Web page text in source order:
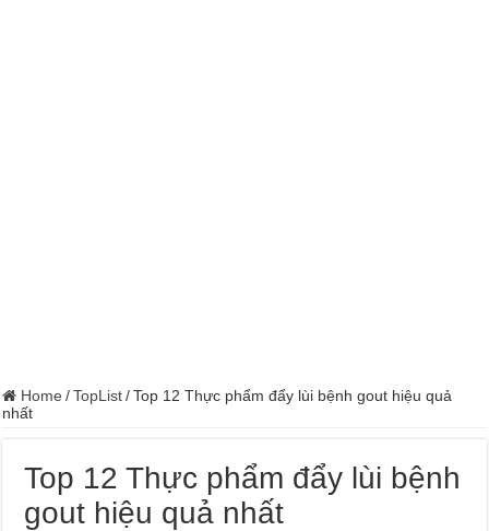
Home / TopList / Top 12 Thực phẩm đẩy lùi bệnh gout hiệu quả
nhất
Top 12 Thực phẩm đẩy lùi bệnh
gout hiệu quả nhất